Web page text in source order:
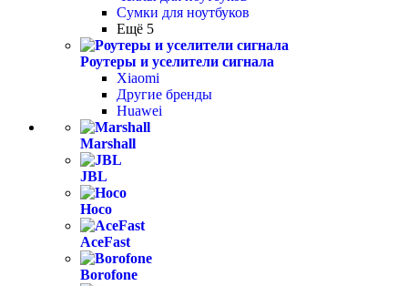
Сумки для ноутбуков
Ещё 5
Роутеры и уселители сигнала
Xiaomi
Другие бренды
Huawei
Marshall
JBL
Hoco
AceFast
Borofone